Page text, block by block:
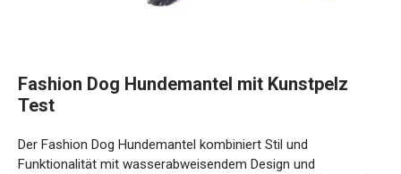
Fashion Dog Hundemantel mit Kunstpelz
Test
Der Fashion Dog Hundemantel kombiniert Stil und
Funktionalität mit wasserabweisendem Design und